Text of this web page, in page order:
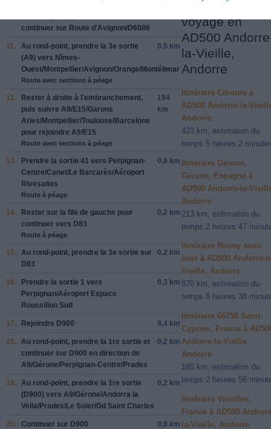
continuer sur Route d'Avignon/D6086
11. Au rond-point, prendre la 3e sortie
(A9) vers Nîmes-
Ouest/Montpellier/Avignon/Orange/Montélimar
Route avec sections à péage
0,5 km
12. Rester à droite à l'embranchement,
puis suivre A9/E15/Garons
Arles/Montpellier/Toulouse/Barcelone
pour rejoindre A9/E15
Route avec sections à péage
194
km
13. Prendre la sortie 41 vers Perpignan-
Centre/Canet/Le Barcarès/Aéroport
Rivesaltes
Route à péage
0,8 km
14. Rester sur la file de gauche pour
continuer vers D83
Route à péage
0,2 km
15. Au rond-point, prendre la 3e sortie sur
D83
0,2 km
16. Prendre la sortie 1 vers
Perpignan/Aéroport Espace
Roussillon Sud
0,3 km
17. Rejoindre D900 9,4 km
18. Au rond-point, prendre la 1re sortie et
continuer sur D900 en direction de
A9/Gérone/Perpignan-Centre/Prades
0,2 km
19. Au rond-point, prendre la 1re sortie
(D900) vers A9/Gérone/Andorra la
Vella/Prades/Le Soler/Gd Saint Charles
0,2 km
20. Continuer sur D900 0,9 km
destinations de
voyage en
AD500
la-Vieille,
Andorre
Itinéraire Ciboure à
AD500 Andorre-la-
Andorre
423 km, estimation du
temps 5 heures 2
Itinéraire Gérone,
Gérone, Espagne à
AD500 Andorre-la-
Andorre
213 km, estimation du
temps 2 heures 47
Itinéraire Rosny sous
bois à AD500 Andorre-
Vieille, Andorre
870 km, estimation du
temps 8 heures 38
Itinéraire 66750 Saint-
Cyprien, France à
Andorre-la-Vieille,
Andorre
185 km, estimation du
temps 2 heures 56
Itinéraire Vitrolles,
France à AD500
la-Vieille, Andorre